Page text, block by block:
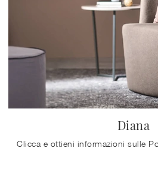
Diana